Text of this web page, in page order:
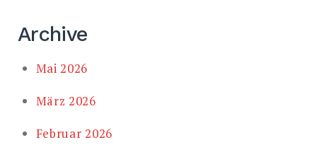
Archive
Mai 2026
März 2026
Februar 2026